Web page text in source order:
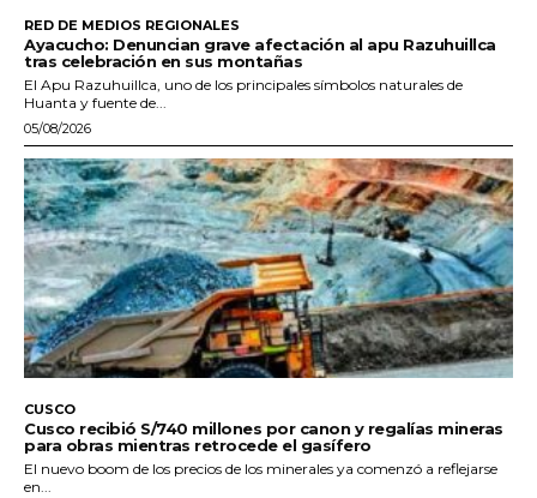
RED DE MEDIOS REGIONALES
Ayacucho: Denuncian grave afectación al apu Razuhuillca
tras celebración en sus montañas
El Apu Razuhuillca, uno de los principales símbolos naturales de
Huanta y fuente de...
05/08/2026
CUSCO
Cusco recibió S/740 millones por canon y regalías mineras
para obras mientras retrocede el gasífero
El nuevo boom de los precios de los minerales ya comenzó a reflejarse
en...